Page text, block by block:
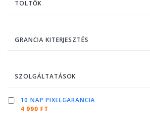
TÖLTŐK
GRANCIA KITERJESZTÉS
SZOLGÁLTATÁSOK
10 NAP PIXELGARANCIA
4 990 FT